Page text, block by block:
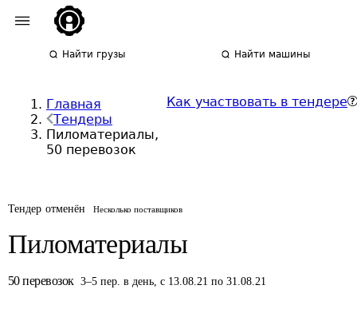
Найти грузы Найти машины
Главная
Тендеры
Пиломатериалы,
50 перевозок
Как участвовать в тендере
Тендер отменён Несколько поставщиков
Пиломатериалы
50 перевозок 3–5 пер. в день, с 13.08.21 по 31.08.21